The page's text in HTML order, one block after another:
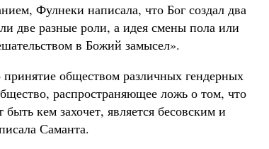
Фулнеки написала, что Бог создал два
две разные роли, а идея смены пола или
в Божий замысел».
принятие обществом различных гендерных
распространяющее ложь о том, что
кем захочет, является бесовским и
Саманта.